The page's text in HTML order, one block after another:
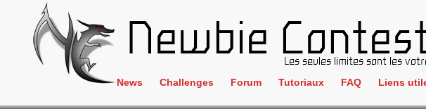
News Challenges Forum Tutoriaux FAQ Liens